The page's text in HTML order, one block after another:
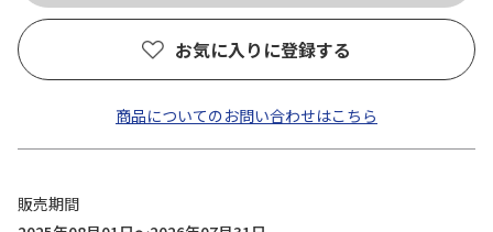
お気に入りに登録する
商品についてのお問い合わせはこちら
販売期間